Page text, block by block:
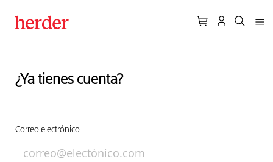
¿Ya tienes cuenta?
Correo electrónico